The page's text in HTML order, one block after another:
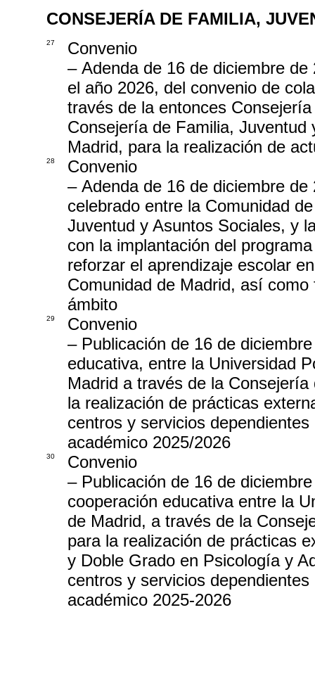
CONSEJERÍA DE FAMILIA,
27
Convenio
– Adenda de 16 de diciembre
el año 2026, del convenio de
través de la entonces
Consejería de Familia,
Madrid, para la realización de
28
Convenio
– Adenda de 16 de diciembre
celebrado entre la Comunidad
Juventud y Asuntos Sociales, y
con la implantación del
reforzar el aprendizaje escolar
Comunidad de Madrid, así
ámbito
29
Convenio
– Publicación de 16 de
educativa, entre la Universidad
Madrid a través de la
la realización de prácticas
centros y servicios
académico 2025/2026
30
Convenio
– Publicación de 16 de
cooperación educativa entre la
de Madrid, a través de la
para la realización de prácticas
y Doble Grado en Psicología y
centros y servicios
académico 2025-2026